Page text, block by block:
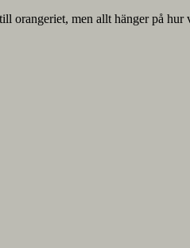
orangeriet, men allt hänger på